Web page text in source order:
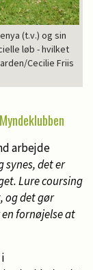
(t.v.) og sin
løb - hvilket
Cecilie Friis
arbejde
synes, det er
Lure coursing
og det gør
fornøjelse at